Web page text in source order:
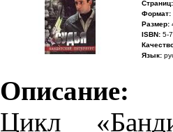
Cтраниц:
Формат:
Размер:
ISBN: 5-
Язык:
Описание:
Цикл